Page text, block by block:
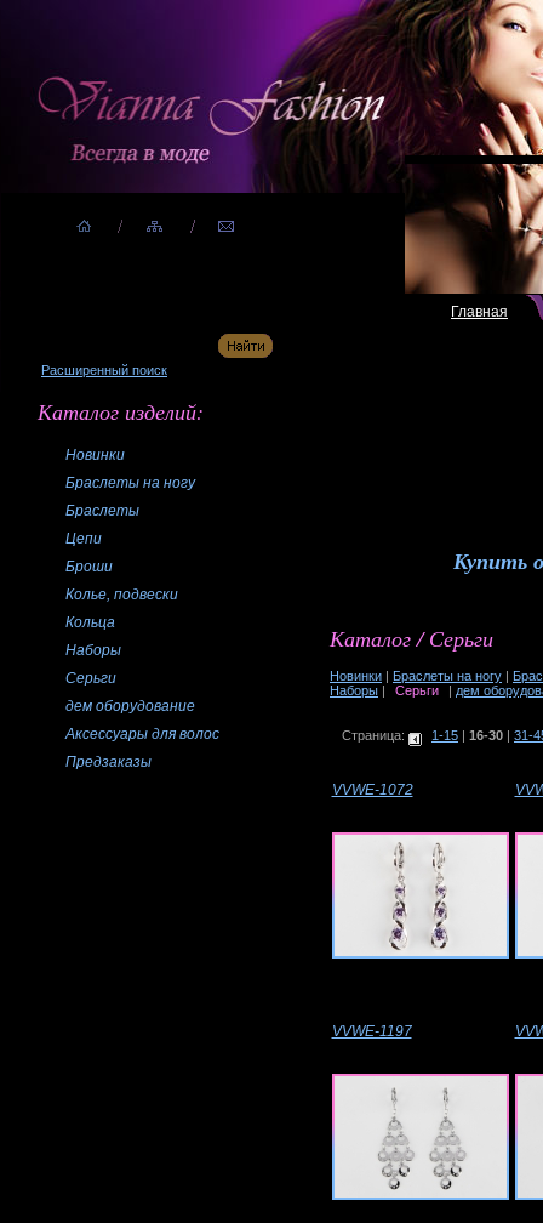
Расширенный поиск
Каталог изделий:
Новинки
Браслеты на ногу
Браслеты
Цепи
Броши
Колье, подвески
Кольца
Наборы
Серьги
дем оборудование
Аксессуары для волос
Предзаказы
Главная
Купить
Каталог / Серьги
Новинки | Браслеты на ногу |
Наборы | Серьги | дем
Страница: 1-15 16-30 31-
VVWE-1072
VVWE-1197